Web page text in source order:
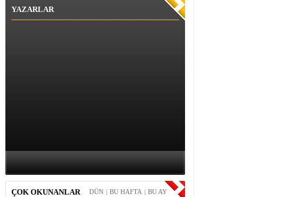
YAZARLAR
ÇOK OKUNANLAR BU AY
|
BU HAFTA
|
DÜN